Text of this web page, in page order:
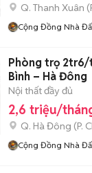
Q. Thanh Xuân (
Cộng Đồng Nhà
Phòng trọ 2tr6/
Bình – Hà Đông
Nội thất đầy đủ
2,6 triệu/
Q. Hà Đông (P.
Cộng Đồng Nhà